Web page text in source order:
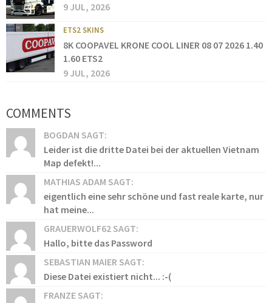
9 JUL, 2026
ETS2 SKINS
8K COOPAVEL KRONE COOL LINER 08 07 2026 1.40
1.60 ETS2
9 JUL, 2026
COMMENTS
BOGDAN SAGT:
Leider ist die dritte Datei bei der aktuellen Vietnam
Map defekt!...
MATHIAS ADAM SAGT:
eigentlich eine sehr schöne und fast reale karte, nur
hat meine...
GRAUERWOLF62 SAGT:
Hallo, bitte das Password
SEBASTIAN MAIER SAGT:
Diese Datei existiert nicht... :-(
FRANZE SAGT: